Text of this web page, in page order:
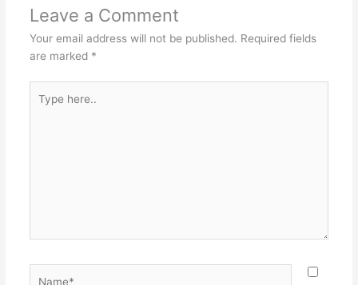
Leave a Comment
Your email address will not be published. Required fields
are marked *
here..